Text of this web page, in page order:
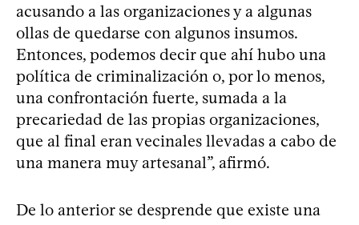
acusando a las organizaciones y a algunas
ollas de quedarse con algunos insumos.
Entonces, podemos decir que ahí hubo una
política de criminalización o, por lo menos,
una confrontación fuerte, sumada a la
precariedad de las propias organizaciones,
que al final eran vecinales llevadas a cabo de
una manera muy artesanal”, afirmó.
De lo anterior se desprende que existe una